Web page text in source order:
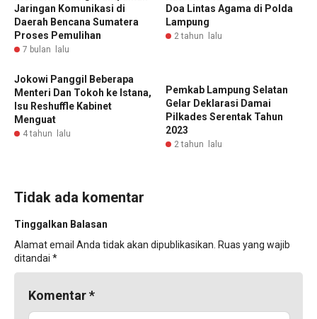
Jaringan Komunikasi di
Daerah Bencana Sumatera
‎Proses Pemulihan
7 bulan lalu
Doa Lintas Agama di Polda
Lampung
2 tahun lalu
Jokowi Panggil Beberapa
Menteri Dan Tokoh ke Istana,
Isu Reshuffle Kabinet
Menguat
4 tahun lalu
Pemkab Lampung Selatan
Gelar Deklarasi Damai
Pilkades Serentak Tahun
2023
2 tahun lalu
Tidak ada komentar
Tinggalkan Balasan
Alamat email Anda tidak akan dipublikasikan. Ruas yang wajib
ditandai *
Komentar*